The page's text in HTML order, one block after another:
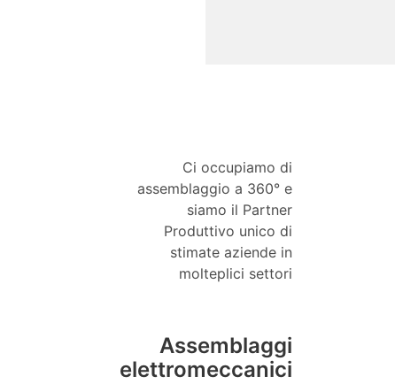
Ci occupiamo di
assemblaggio a 360° e
siamo il Partner
Produttivo unico di
stimate aziende in
molteplici settori
Assemblaggi
elettromeccanici